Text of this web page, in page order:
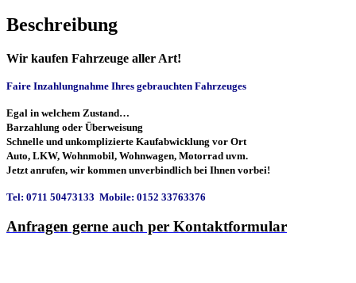
Beschreibung
Wir kaufen Fahrzeuge aller Art!
Faire Inzahlungnahme Ihres gebrauchten Fahrzeuges
Egal in welchem Zustand…
Barzahlung oder Überweisung
Schnelle und unkomplizierte Kaufabwicklung vor Ort
Auto, LKW, Wohnmobil, Wohnwagen, Motorrad uvm.
Jetzt anrufen, wir kommen unverbindlich bei Ihnen vorbei!
Tel: 0711 50473133 Mobile: 0152 33763376
Anfragen gerne auch per Kontaktformular